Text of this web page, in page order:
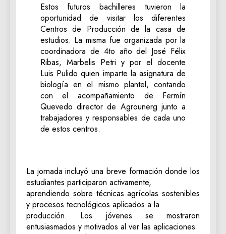
Estos futuros bachilleres tuvieron la
oportunidad de visitar los diferentes
Centros de Producción de la casa de
estudios. La misma fue organizada por la
coordinadora de 4to año del José Félix
Ribas, Marbelis Petri y por el docente
Luis Pulido quien imparte la asignatura de
biología en el mismo plantel, contando
con el acompañamiento de Fermín
Quevedo director de Agrounerg junto a
trabajadores y responsables de cada uno
de estos centros.
La jornada incluyó una breve formación donde los
estudiantes participaron activamente,
aprendiendo sobre técnicas agrícolas sostenibles
y procesos tecnológicos aplicados a la
producción. Los jóvenes se mostraron
entusiasmados y motivados al ver las aplicaciones